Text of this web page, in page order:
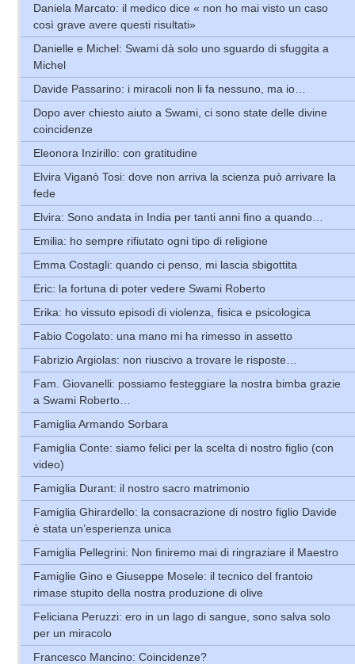
Daniela Marcato: il medico dice « non ho mai visto un caso
così grave avere questi risultati»
Danielle e Michel: Swami dà solo uno sguardo di sfuggita a
Michel
Davide Passarino: i miracoli non li fa nessuno, ma io…
Dopo aver chiesto aiuto a Swami, ci sono state delle divine
coincidenze
Eleonora Inzirillo: con gratitudine
Elvira Viganò Tosi: dove non arriva la scienza può arrivare la
fede
Elvira: Sono andata in India per tanti anni fino a quando…
Emilia: ho sempre rifiutato ogni tipo di religione
Emma Costagli: quando ci penso, mi lascia sbigottita
Eric: la fortuna di poter vedere Swami Roberto
Erika: ho vissuto episodi di violenza, fisica e psicologica
Fabio Cogolato: una mano mi ha rimesso in assetto
Fabrizio Argiolas: non riuscivo a trovare le risposte…
Fam. Giovanelli: possiamo festeggiare la nostra bimba grazie
a Swami Roberto…
Famiglia Armando Sorbara
Famiglia Conte: siamo felici per la scelta di nostro figlio (con
video)
Famiglia Durant: il nostro sacro matrimonio
Famiglia Ghirardello: la consacrazione di nostro figlio Davide
è stata un’esperienza unica
Famiglia Pellegrini: Non finiremo mai di ringraziare il Maestro
Famiglie Gino e Giuseppe Mosele: il tecnico del frantoio
rimase stupito della nostra produzione di olive
Feliciana Peruzzi: ero in un lago di sangue, sono salva solo
per un miracolo
Francesco Mancino: Coincidenze?